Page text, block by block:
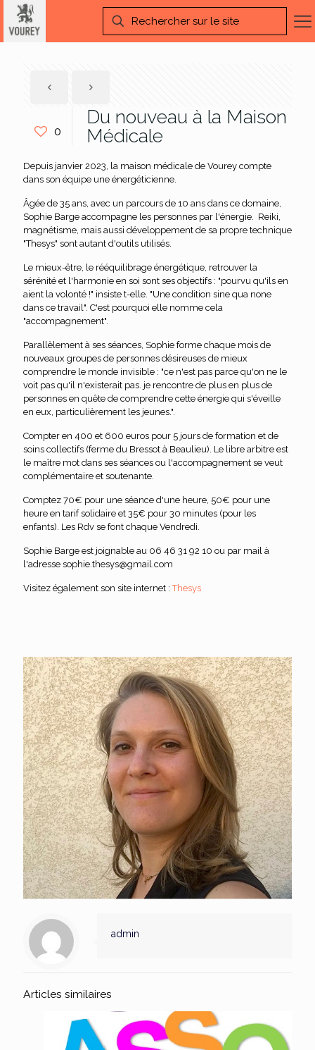
0
Du nouveau à la Maison
Médicale
Depuis janvier 2023, la maison médicale de Vourey compte
dans son équipe une énergéticienne.
Âgée de 35 ans, avec un parcours de 10 ans dans ce domaine,
Sophie Barge accompagne les personnes par l'énergie. Reiki,
magnétisme, mais aussi développement de sa propre technique
"Thesys" sont autant d'outils utilisés.
Le mieux-être, le rééquilibrage énergétique, retrouver la
sérénité et l'harmonie en soi sont ses objectifs : "pourvu qu'ils en
aient la volonté !" insiste t-elle. "Une condition sine qua none
dans ce travail". C'est pourquoi elle nomme cela
"accompagnement".
Parallèlement à ses séances, Sophie forme chaque mois de
nouveaux groupes de personnes désireuses de mieux
comprendre le monde invisible : "ce n'est pas parce qu'on ne le
voit pas qu'il n'existerait pas. je rencontre de plus en plus de
personnes en quête de comprendre cette énergie qui s'éveille
en eux, particulièrement les jeunes.".
Compter en 400 et 600 euros pour 5 jours de formation et de
soins collectifs (ferme du Bressot à Beaulieu). Le libre arbitre est
le maître mot dans ses séances ou l'accompagnement se veut
complémentaire et soutenante.
Comptez 70€ pour une séance d'une heure, 50€ pour une
heure en tarif solidaire et 35€ pour 30 minutes (pour les
enfants). Les Rdv se font chaque Vendredi.
Sophie Barge est joignable au 06 46 31 92 10 ou par mail à
l'adresse sophie.thesys@gmail.com
Visitez également son site internet :Thesys
admin
Articles similaires